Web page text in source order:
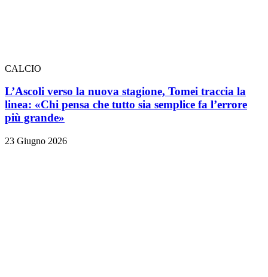
CALCIO
L’Ascoli verso la nuova stagione, Tomei traccia la
linea: «Chi pensa che tutto sia semplice fa l’errore
più grande»
23 Giugno 2026